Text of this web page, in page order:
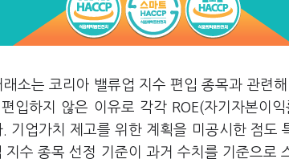
소는 코리아 밸류업 지수 편입 종목과 관련
입하지 않은 이유로 각각 ROE(자기자본이
기업가치 제고를 위한 계획을 미공시한 점도
수 종목 선정 기준이 과거 수치를 기준으로